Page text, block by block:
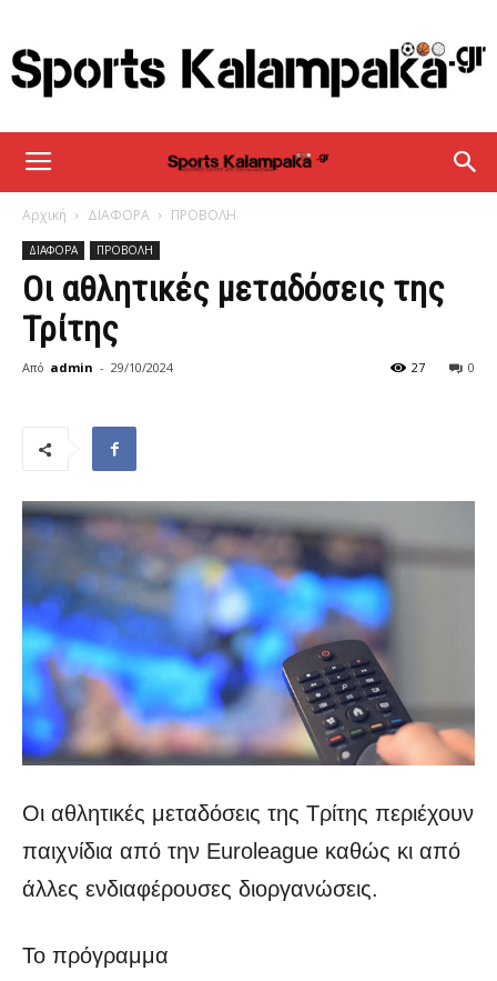
sportskalampaka
Αρχική ΔΙΑΦΟΡΑ ΠΡΟΒΟΛΗ
ΔΙΑΦΟΡΑ ΠΡΟΒΟΛΗ
Οι αθλητικές μεταδόσεις της
Τρίτης
Από admin - 29/10/2024 0
27
Οι αθλητικές μεταδόσεις της Τρίτης περιέχουν
παιχνίδια από την Euroleague καθώς κι από
άλλες ενδιαφέρουσες διοργανώσεις.
Το πρόγραμμα